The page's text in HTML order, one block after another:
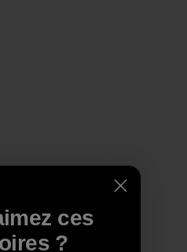
ces
?